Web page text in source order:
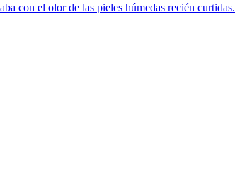
con el olor de las pieles húmedas recién curtidas.